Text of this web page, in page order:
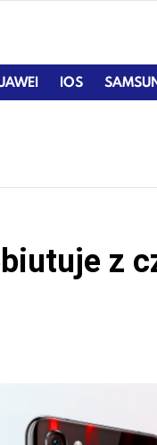
IOS
z